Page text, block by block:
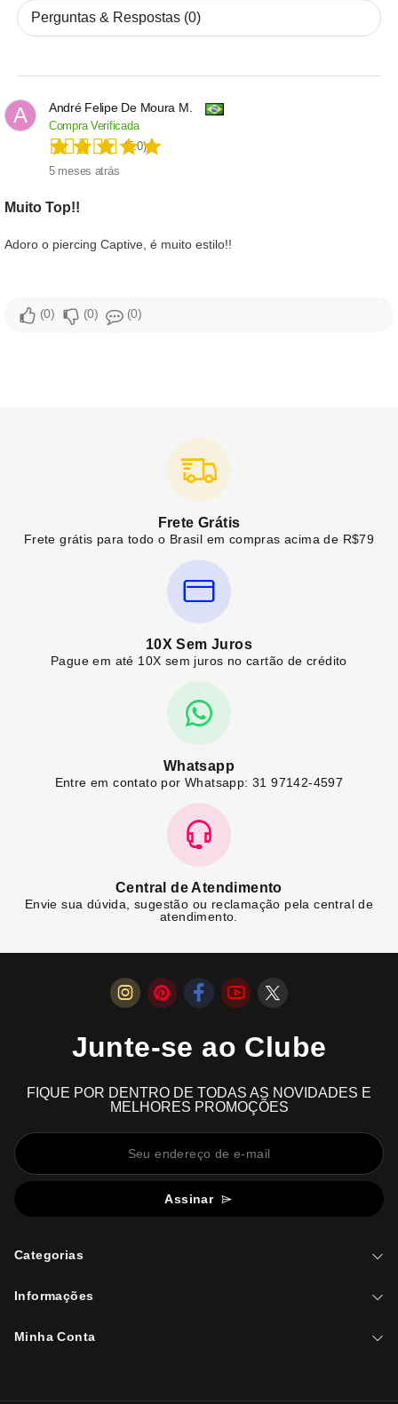
Perguntas & Respostas (0)
A André Felipe De Moura M.
Compra Verificada
(5.0)
5 meses atrás
Muito Top!!
Adoro o piercing Captive, é muito estilo!!
0 0 0
Frete Grátis
Frete grátis para todo o Brasil em compras acima de R$79
10X Sem Juros
Pague em até 10X sem juros no cartão de crédito
Whatsapp
Entre em contato por Whatsapp: 31 97142-4597
Central de Atendimento
Envie sua dúvida, sugestão ou reclamação pela central de
atendimento.
Junte-se ao Clube
FIQUE POR DENTRO DE TODAS AS NOVIDADES E
MELHORES PROMOÇÕES
Assinar
Categorias
Informações
Minha Conta